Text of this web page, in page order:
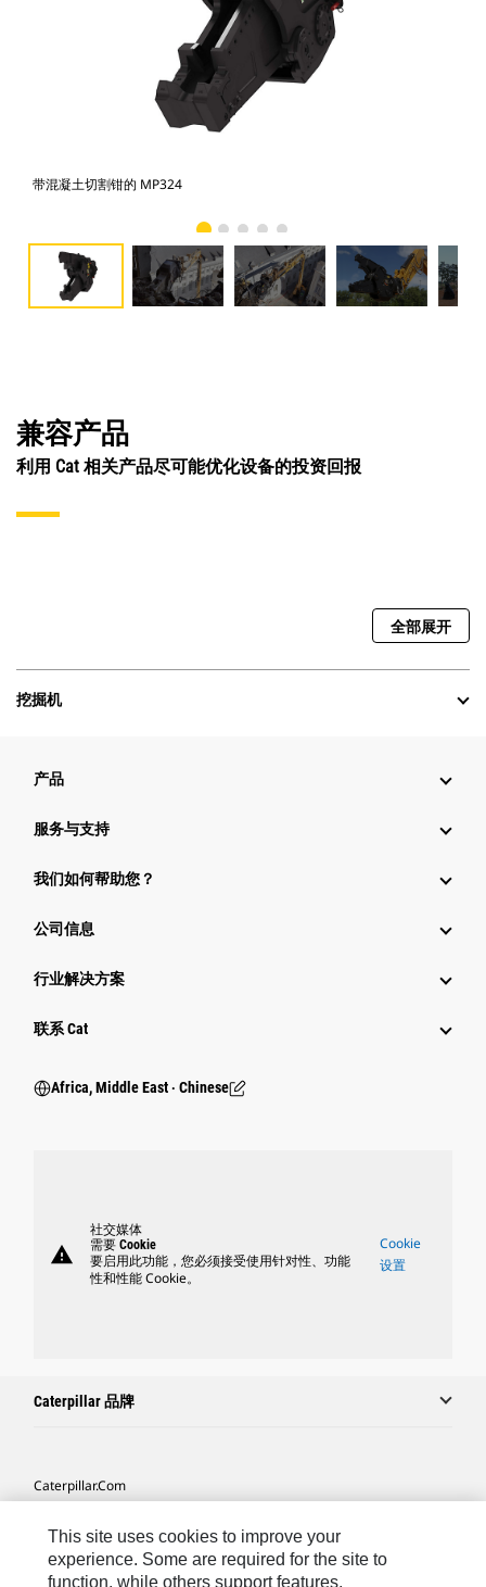
带混凝土切割钳的 MP324
兼容产品
利用 Cat 相关产品尽可能优化设备的投资回报
全部展开
挖掘机
产品
服务与支持
我们如何帮助您？
公司信息
行业解决方案
行业
联系 Cat
Africa, Middle East ‧ Chinese
warning
社交媒体
需要 Cookie
要启用此功能，您必须接受使用针对性、功能
性和性能 Cookie。
Cookie
设置
Caterpillar 品牌
Caterpillar.com
我的营销首选项
This site uses cookies to improve your
experience. Some are required for the site to
function, while others support features,